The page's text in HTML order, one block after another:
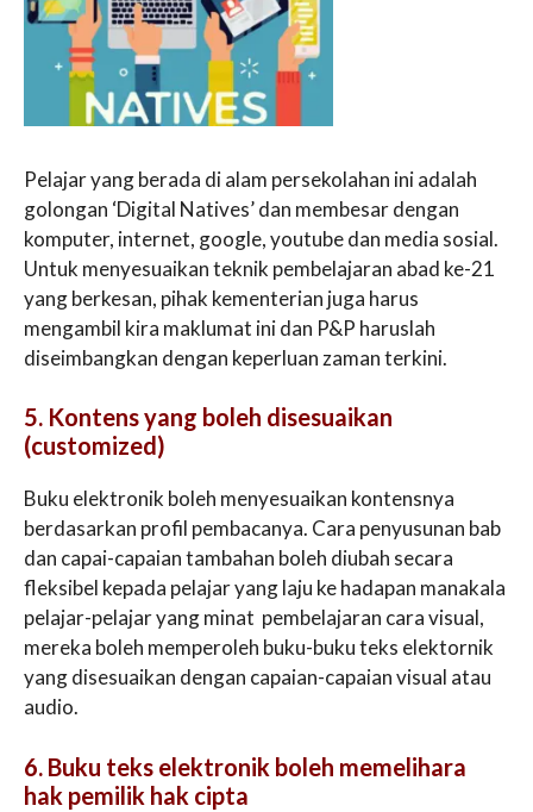
Pelajar yang berada di alam persekolahan ini adalah
golongan ‘Digital Natives’ dan membesar dengan
komputer, internet, google, youtube dan media sosial.
Untuk menyesuaikan teknik pembelajaran abad ke-21
yang berkesan, pihak kementerian juga harus
mengambil kira maklumat ini dan P&P haruslah
diseimbangkan dengan keperluan zaman terkini.
5. Kontens yang boleh disesuaikan
(customized)
Buku elektronik boleh menyesuaikan kontensnya
berdasarkan profil pembacanya. Cara penyusunan bab
dan capai-capaian tambahan boleh diubah secara
fleksibel kepada pelajar yang laju ke hadapan manakala
pelajar-pelajar yang minat pembelajaran cara visual,
mereka boleh memperoleh buku-buku teks elektornik
yang disesuaikan dengan capaian-capaian visual atau
audio.
6. Buku teks elektronik boleh memelihara
hak pemilik hak cipta